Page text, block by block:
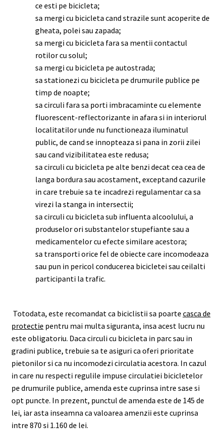
ce esti pe bicicleta;
sa mergi cu bicicleta cand strazile sunt acoperite de
gheata, polei sau zapada;
sa mergi cu bicicleta fara sa mentii contactul
rotilor cu solul;
sa mergi cu bicicleta pe autostrada;
sa stationezi cu bicicleta pe drumurile publice pe
timp de noapte;
sa circuli fara sa porti imbracaminte cu elemente
fluorescent-reflectorizante in afara si in interiorul
localitatilor unde nu functioneaza iluminatul
public, de cand se innopteaza si pana in zorii zilei
sau cand vizibilitatea este redusa;
sa circuli cu bicicleta pe alte benzi decat cea cea de
langa bordura sau acostament, exceptand cazurile
in care trebuie sa te incadrezi regulamentar ca sa
virezi la stanga in intersectii;
sa circuli cu bicicleta sub influenta alcoolului, a
produselor ori substantelor stupefiante sau a
medicamentelor cu efecte similare acestora;
sa transporti orice fel de obiecte care incomodeaza
sau pun in pericol conducerea bicicletei sau ceilalti
participanti la trafic.
Totodata, este recomandat ca biciclistii sa poarte casca de
protectie pentru mai multa siguranta, insa acest lucru nu
este obligatoriu. Daca circuli cu bicicleta in parc sau in
gradini publice, trebuie sa te asiguri ca oferi prioritate
pietonilor si ca nu incomodezi circulatia acestora. In cazul
in care nu respecti regulile impuse circulatiei bicicletelor
pe drumurile publice, amenda este cuprinsa intre sase si
opt puncte. In prezent, punctul de amenda este de 145 de
lei, iar asta inseamna ca valoarea amenzii este cuprinsa
intre 870 si 1.160 de lei.